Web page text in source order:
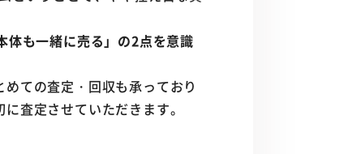
体も一緒に売る」の2点を意識
ての査定・回収も承っており
査定させていただきます。